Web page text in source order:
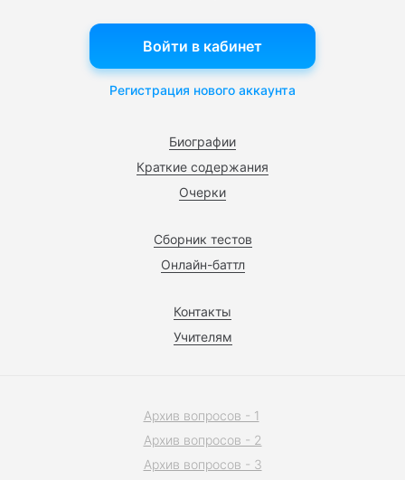
Биографии
Краткие содержания
Очерки
Сборник тестов
Онлайн-баттл
Контакты
Учителям
Войти в кабинет
Регистрация нового аккаунта
Архив вопросов - 1
Архив вопросов - 2
Архив вопросов - 3